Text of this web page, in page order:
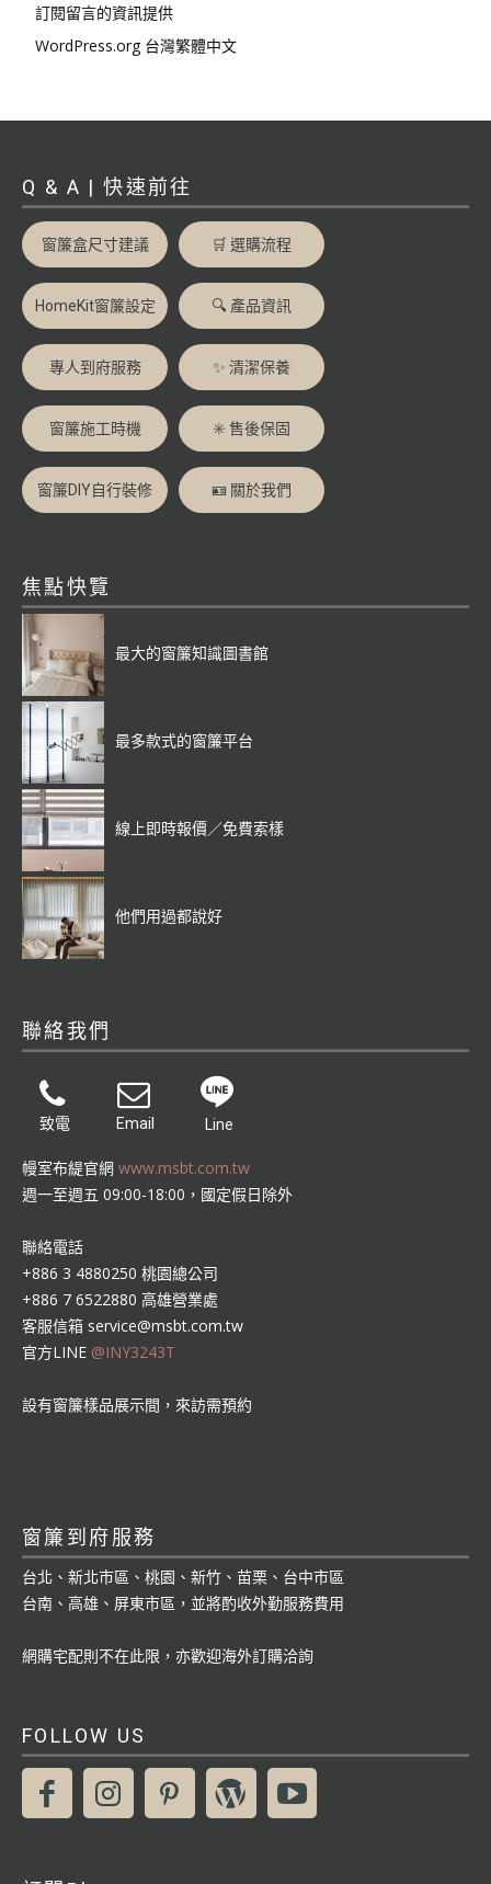
訂閱留言的資訊提供
WordPress.org 台灣繁體中文
Q & A | 快速前往
窗簾盒尺寸建議 🛒 選購流程
HomeKit窗簾設定 🔍 產品資訊
專人到府服務 ✨ 清潔保養
窗簾施工時機 ✳️ 售後保固
窗簾DIY自行裝修 🪪 關於我們
焦點快覽
最大的窗簾知識圖書館
最多款式的窗簾平台
線上即時報價／免費索樣
他們用過都說好
聯絡我們
致電 Email Line
幔室布緹官網 www.msbt.com.tw
週一至週五 09:00-18:00，國定假日除外
聯絡電話
+886 3 4880250 桃園總公司
+886 7 6522880 高雄營業處
客服信箱 service@msbt.com.tw
官方LINE @INY3243T
設有窗簾樣品展示間，來訪需預約
窗簾到府服務
台北、新北市區、桃園、新竹、苗栗、台中市區
台南、高雄、屏東市區，並將酌收外勤服務費用
網購宅配則不在此限，亦歡迎海外訂購洽詢
FOLLOW US